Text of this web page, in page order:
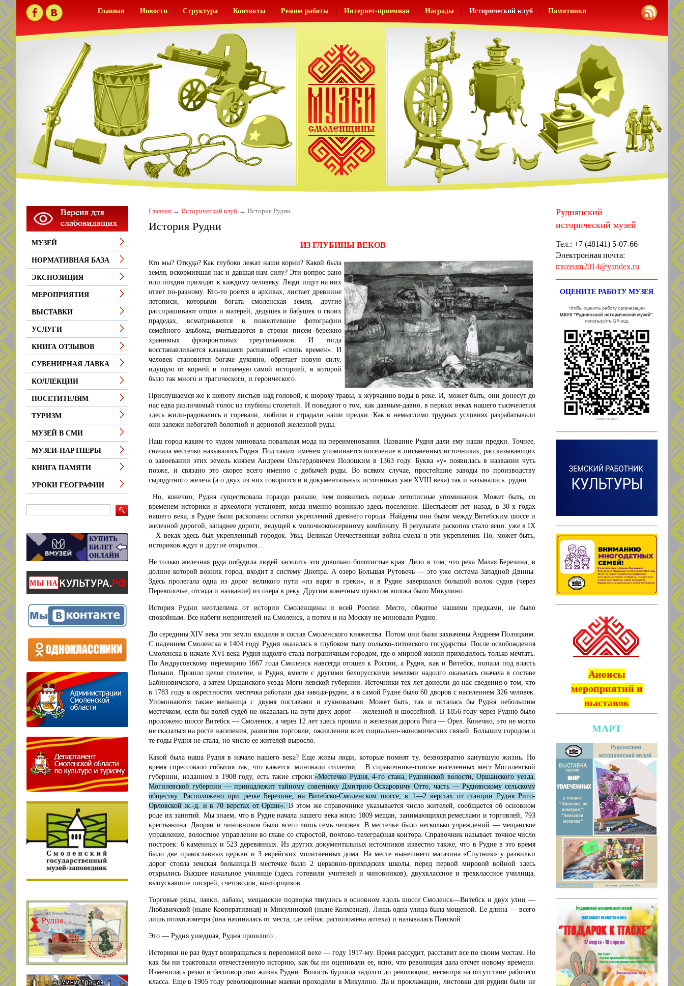
Главная Новости Структура Контакты Режим работы Интернет-приемная Награды Исторический клуб Памятники
Главная Исторический клуб История Рудни
История Рудни
ИЗ ГЛУБИНЫ ВЕКОВ
Кто мы? Откуда? Как глубоко лежат наши корни? Какой была
земля, вскормившая нас и давшая нам силу? Эти вопрос рано
или поздно приходят к каждому человеку. Люди ищут на них
ответ по-разному. Кто-то роется в архивах, листает древнине
летописи, которыми богата смоленская земля, другие
расспрашивают отцов и матерей, дедушек и бабушек о своих
прадедах, всматриваются в пожелтевшие фотографии
семейного альбома, вчитываются в строки писем бережно
хранимых фронронтовых треугольников. И тогда
восстанавливается казавшаяся распавшей «связь времен». И
человек становится богаче духовно, обретает новую силу,
идущую от корней и питаемую самой историей, в которой
было так много и трагического, и героического.
Прислушаемся же к шепоту листьев над головой, к шороху травы, к журчанию воды в реке. И, может быть, они донесут до
нас едва различимый голос из глубины столетий. И поведают о том, как давным-давно, в первых веках нашего тысячелетия
здесь жили-радовались и горевали, любили и страдали наши предки. Как в немыслимо трудных условиях разрабатывали
они залежи небогатой болотной и дерновой железной руды.
Наш город каким-то чудом миновала повальная мода на переименования. Название Рудня дали ему наши предки. Точнее,
сначала местечко называлось Родня. Под таким именем упоминается поселение в письменных источниках, рассказывающих
о завоевании этих земель князем Андреем Ольгердовичем Полоцким в 1363 году. Буква «у» появилась в названии чуть
позже, и связано это скорее всего именно с добычей руды. Во всяком случае, простейшие заводы по производству
сыродутного железа (а о двух из них говорится и в документальных источниках уже XVIII века) так и назывались: рудни.
Но, конечно, Рудня существовала гораздо раньше, чем появились первые летописные упоминания. Может быть, со
временем историки и археологи установят, когда именно возникло здесь поселение. Шестьдесят лет назад, в 30-х годах
нашего века, в Рудне были раскопаны остатки укреплений древнего города. Найдены они были между Витебским шоссе и
железной дорогой, западнее дороги, ведущей к молочноконсервному комбинату. В результате раскопок стало ясно: уже в IX
—X веках здесь был укрепленный городок. Увы, Великая Отечественная война смела и эти укрепления. Но, может быть,
историков ждут и другие открытия...
Не только железная руда побудила людей заселить эти довольно болотистые края. Дело в том, что река Малая Березина, в
долине которой возник город, входит в систему Днепра. А озеро Большая Рутовечь — это уже система Западной Двины.
Здесь пролегала одна из дорог великого пути «из варяг в греки», и в Рудне завершался большой волок судов (через
Переволочье, отсюда и название) из озера в реку. Другим конечным пунктом волока было Микулино.
История Рудни неотделима от истории Смоленщины и всей России. Место, обжитое нашими предками, не было
спокойным. Все набеги неприятелей на Смоленск, а потом и на Москву не миновали Рудню.
До середины XIV века эти земли входили в состав Смоленского княжества. Потом они были захвачены Андреем Полоцким.
С падением Смоленска в 1404 году Рудня оказалась в глубоком тылу польско-литовского государства. После освобождения
Смоленска в начале XVI века Рудня надолго стала пограничным городом, где о мирной жизни приходилось только мечтать.
По Андрусовскому перемирию 1667 года Смоленск навсегда отошел к России, а Рудня, как и Витебск, попала под власть
Польши. Прошло целое столетие, и Рудня, вместе с другими белорусскими землями надолго оказалась сначала в составе
Бабиновичского, а затем Оршанского уезда Моги-левской губернии. Источники тех лет донесли до нас сведения о том, что
в 1783 году в окрестностях местечка работали два завода-рудни, а в самой Рудне было 60 дворов с населением 326 человек.
Упоминаются также мельница с двумя поставами и сукновальня. Может быть, так и осталась бы Рудня небольшим
местечком, если бы волей судеб не оказалась на пути двух дорог — железной и шоссейной. В 1856 году через Рудню было
проложено шоссе Витебск — Смоленск, а через 12 лет здесь прошла и железная дорога Рига — Орел. Конечно, это не могло
не сказаться на росте населения, развитии торговли, оживлении всех социально-экономических связей. Большим городом и
тe годы Рудня не стала, но число ее жителей выросло.
Какой была наша Рудня в начале нашего века? Еще живы люди, которые помнят ту, безвозвратно канувшую жизнь. Но
время спрессовало события так, что кажется: миновали столетия. В справочнике-списке населенных мест Могилевской
губернии, изданном в 1908 году, есть такие строки:«Местечко Рудня, 4-го стана, Руднянской волости, Оршанского уезда,
Могилевской губернии — принадлежит тайному советнику Дмитрию Оскаровичу Отто, часть — Руднянскому сельскому
обществу. Расположено при речке Березине, на Витебско-Смоленском шоссе, в 1—2 верстах от станции Рудня Риго-
Орловской ж.-д. и в 70 верстах от Орши».
В этом же справочнике указывается число жителей, сообщается об основном
роде их занятий. Мы знаем, что в Рудне начала нашего века жило 1809 мещан, занимающихся ремеслами и торговлей, 793
крестьянина. Дворян и чиновников было всего лишь семь человек. В местечке было несколько учреждений — мещанское
управление, волостное управление во главе со старостой, почтово-телеграфная контора. Справочник называет точное число
построек: 6 каменных и 523 деревянных. Из других документальных источников известно также, что в Рудне в это время
было две православных церкви и 3 еврейских молитвенных дома. На месте нынешнего магазина «Спутник» у развилки
дорог стояла земская больница.В местечке было 2 церковно-приходских школы, перед первой мировой войной здесь
открылись Высшее начальное училище (здесь готовили учителей и чиновников), двухклассное и трехклассное училища,
выпускавшие писарей, счетоводов, конторщиков.
Торговые ряды, лавки, лабазы, мещанские подворья тянулись в основном вдоль шоссе Смоленск—Витебск и двух улиц —
Любавичской (ныне Кооперативная) и Микулинской (ныне Колхозная). Лишь одна улица была мощеной. Ее длина — всего
лишь полкилометра (она начиналась от места, где сейчас расположена аптека) и называлась Панской.
Это — Рудня ушедшая, Рудня прошлого...
Историки не раз будут возвращаться к переломной вехе — году 1917-му. Время рассудит, расставит все по своим местам. Но
как бы ни трактовали отечественную историю, как бы ни оценивали ее, ясно, что революция дала отсчет новому времени.
Изменилась резко и бесповоротно жизнь Рудни. Волость бурлила задолго до революции, несмотря на отсутствие рабочего
класса. Еще в 1905 году революционные маевки проходили в Микулино. Да и прокламации, листовки для руднян были не
МУЗЕЙ
НОРМАТИВНАЯ БАЗА
ЭКСПОЗИЦИЯ
МЕРОПРИЯТИЯ
ВЫСТАВКИ
УСЛУГИ
КНИГА ОТЗЫВОВ
СУВЕНИРНАЯ ЛАВКА
КОЛЛЕКЦИИ
ПОСЕТИТЕЛЯМ
ТУРИЗМ
МУЗЕЙ В СМИ
МУЗЕИ-ПАРТНЕРЫ
КНИГА ПАМЯТИ
УРОКИ ГЕОГРАФИИ
Руднянский
исторический музей
Тел.: +7 (48141) 5-07-66
Электронная почта:
muzeum2014@yandex.ru
ОЦЕНИТЕ РАБОТУ МУЗЕЯ
Анонсы
мероприятий и
выставок
МАРТ